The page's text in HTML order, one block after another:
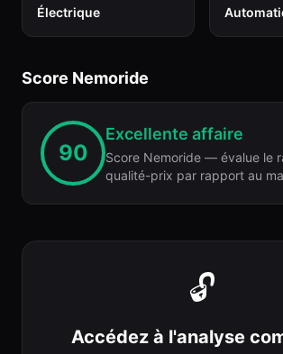
Électrique
Score Nemoride
90
Excellente affaire
Score Nemoride — évalue le
qualité-prix par rapport au
🔓
Accédez à l'analyse